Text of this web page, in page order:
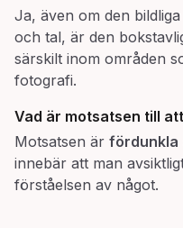
Ja, även om den
och tal, är den
särskilt inom områden
fotografi.
Vad är motsatsen till att
Motsatsen är fördunkla
innebär att man
förståelsen av något.